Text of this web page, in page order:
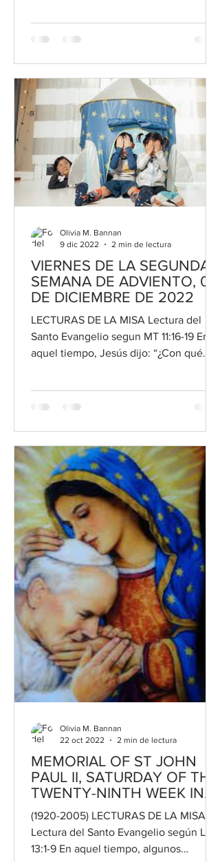
VIERNES DE LA SEGUNDA
SEMANA DE ADVIENTO, 09
DE DICIEMBRE DE 2022
LECTURAS DE LA MISA Lectura del
Santo Evangelio segun MT 11:16-19 En
aquel tiempo, Jesús dijo: “¿Con qué
Olivia M. Bannan
9 dic 2022
2 min de lectura
MEMORIAL OF ST JOHN
PAUL II, SATURDAY OF THE
TWENTY-NINTH WEEK IN
ORDINARY TIME, OCTOBER
22, 2022
(1920-2005) LECTURAS DE LA MISA
Lectura del Santo Evangelio según Lc
13:1-9 En aquel tiempo, algunos
Olivia M. Bannan
22 oct 2022
2 min de lectura